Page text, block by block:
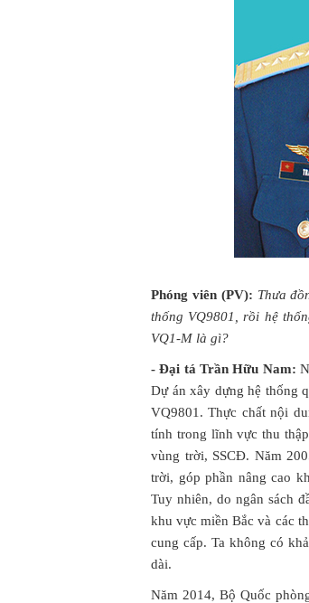
Phóng viên (PV): Thưa
thống VQ9801, rồi hệ
VQ1-M là gì?
- Đại tá Trần Hữu Nam:
Dự án xây dựng hệ thống
VQ9801. Thực chất nội
tính trong lĩnh vực thu
vùng trời, SSCĐ. Năm
trời, góp phần nâng cao
Tuy nhiên, do ngân sách
khu vực miền Bắc và các
cung cấp. Ta không có
dài.
Năm 2014, Bộ Quốc